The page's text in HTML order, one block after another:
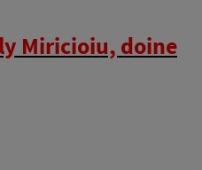
Miricioiu, doine